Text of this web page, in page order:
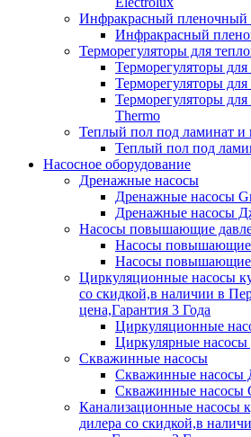
Инфракрасный пленочный
Инфракрасный
Терморегуляторы для
Терморегуляторы
Терморегуляторы
Терморегуляторы
Thermo
Теплый пол под ламинат и
Теплый пол под
Насосное оборудование
Дренажные насосы
Дренажные насосы
Дренажные насосы
Насосы повышающие
Насосы повышающие
Насосы повышающие
Циркуляционные насосы
со скидкой,в наличии в
цена,Гарантия 3 Года
Циркуляционные
Циркулярные
Скважинные насосы
Скважинные насосы
Скважинные насосы
Канализационные насосы
дилера со скидкой,в